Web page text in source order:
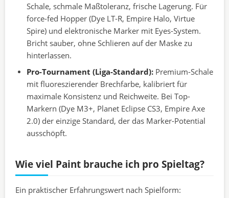
Schale, schmale Maßtoleranz, frische Lagerung. Für
force-fed Hopper (Dye LT-R, Empire Halo, Virtue
Spire) und elektronische Marker mit Eyes-System.
Bricht sauber, ohne Schlieren auf der Maske zu
hinterlassen.
Pro-Tournament (Liga-Standard): Premium-Schale
mit fluoreszierender Brechfarbe, kalibriert für
maximale Konsistenz und Reichweite. Bei Top-
Markern (Dye M3+, Planet Eclipse CS3, Empire Axe
2.0) der einzige Standard, der das Marker-Potential
ausschöpft.
Wie viel Paint brauche ich pro Spieltag?
Ein praktischer Erfahrungswert nach Spielform: